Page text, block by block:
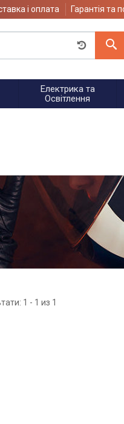
і оплата Гарантія та
Електрика та
Освітлення
1 - 1 из 1